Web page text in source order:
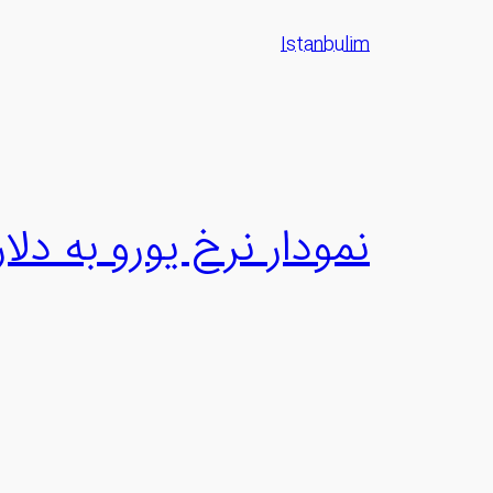
Istanbulim
نمودار نرخ یورو به